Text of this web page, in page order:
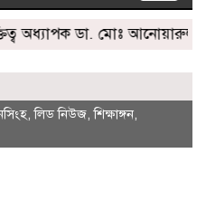
অধ্যাপক ডা. মোঃ আনোয়ারুল হক
,লিড নিউজ,শিক্ষাঙ্গন,